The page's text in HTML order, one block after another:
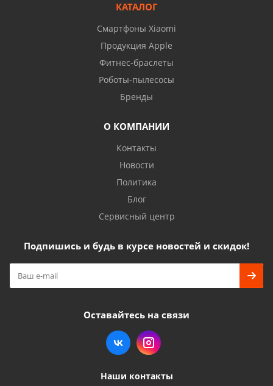
КАТАЛОГ
Смартфоны Xiaomi
Продукция Apple
Фитнес-браслеты
Роботы-пылесосы
Бренды
О КОМПАНИИ
Контакты
Новости
Политика
Блог
Сервисный центр
Подпишись и будь в курсе новостей и скидок!
Оставайтесь на связи
Наши контакты